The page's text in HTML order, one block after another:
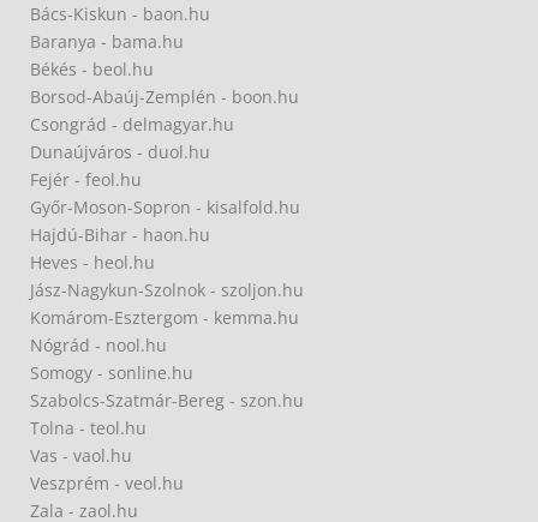
Bács-Kiskun - baon.hu
Baranya - bama.hu
Békés - beol.hu
Borsod-Abaúj-Zemplén - boon.hu
Csongrád - delmagyar.hu
Dunaújváros - duol.hu
Fejér - feol.hu
Győr-Moson-Sopron - kisalfold.hu
Hajdú-Bihar - haon.hu
Heves - heol.hu
Jász-Nagykun-Szolnok - szoljon.hu
Komárom-Esztergom - kemma.hu
Nógrád - nool.hu
Somogy - sonline.hu
Szabolcs-Szatmár-Bereg - szon.hu
Tolna - teol.hu
Vas - vaol.hu
Veszprém - veol.hu
Zala - zaol.hu